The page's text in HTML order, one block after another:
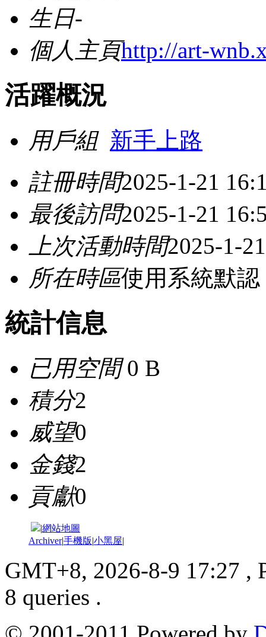
生日-
個人主頁http://art-
活躍概況
用戶組 新手上路
註冊時間2025-1-21
最後訪問2025-1-21
上次活動時間2025-1-
所在時區使用系統默認
統計信息
已用空間0 B
積分2
威望0
金錢2
貢獻0
|網站地圖
Archiver|手機版|小黑屋|
GMT+8, 2026-8-9 17:27 ,
8 queries .